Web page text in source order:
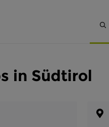
in Südtirol